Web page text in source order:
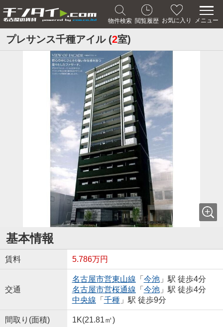
物件検索 閲覧履歴 お気に入り メニュー
プレサンス千種アイル (2室)
基本情報
賃料 5.786万円
交通
名古屋市営東山線 「 今池」駅 徒歩4分
名古屋市営桜通線 「 今池」駅 徒歩4分
中央線 「 千種」駅 徒歩9分
間取り(面積) 1K(21.81㎡)